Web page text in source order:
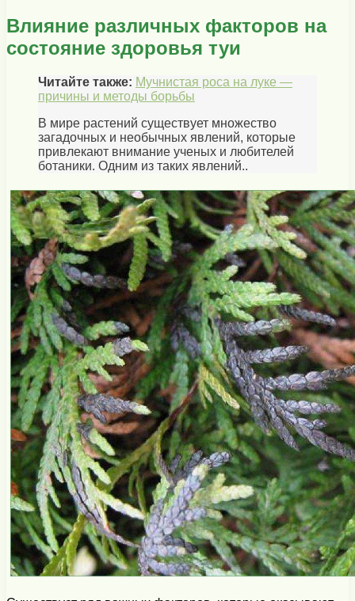
Влияние различных факторов на
состояние здоровья туи
Читайте также: Мучнистая роса на луке —
причины и методы борьбы
В мире растений существует множество
загадочных и необычных явлений, которые
привлекают внимание ученых и любителей
ботаники. Одним из таких явлений..